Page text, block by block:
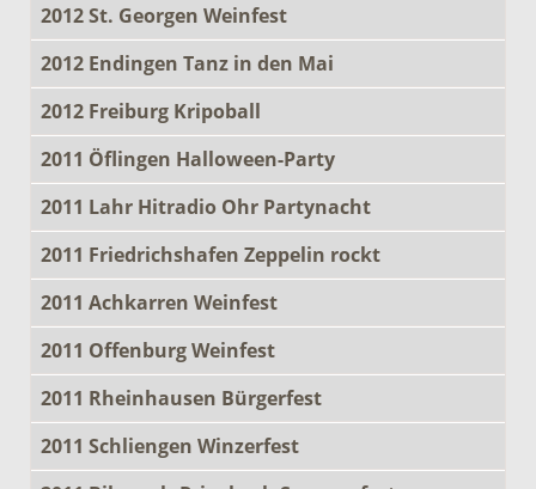
2012 St. Georgen Weinfest
2012 Endingen Tanz in den Mai
2012 Freiburg Kripoball
2011 Öflingen Halloween-Party
2011 Lahr Hitradio Ohr Partynacht
2011 Friedrichshafen Zeppelin rockt
2011 Achkarren Weinfest
2011 Offenburg Weinfest
2011 Rheinhausen Bürgerfest
2011 Schliengen Winzerfest